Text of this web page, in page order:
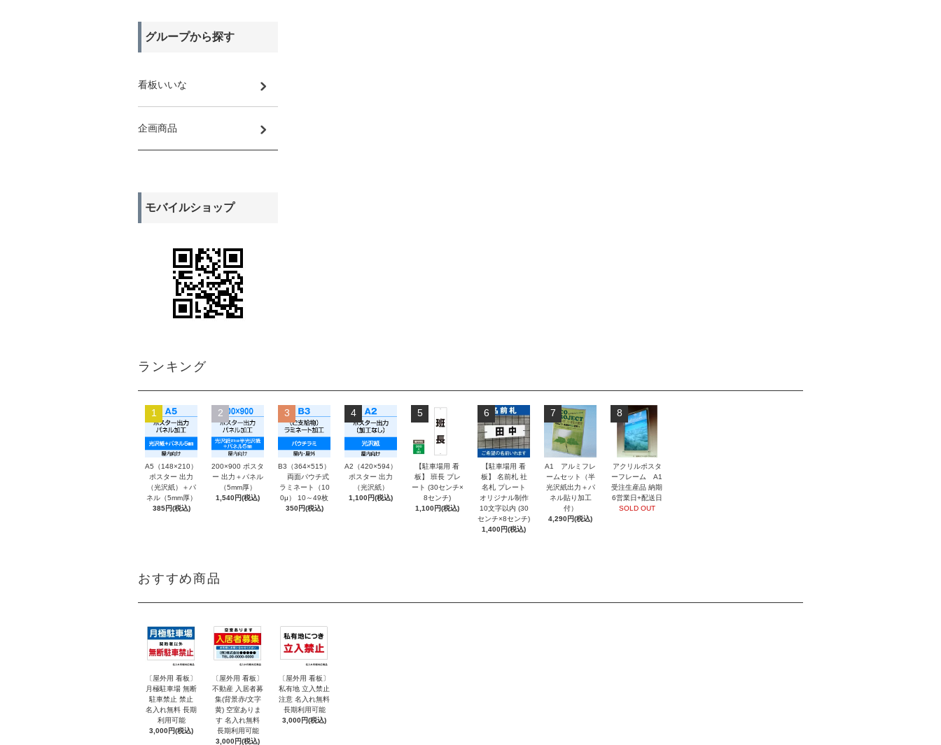
グループから探す
看板いいな
企画商品
モバイルショップ
ランキング
1
A5（148×210）
ポスター 出力
（光沢紙）＋パ
ネル（5mm厚）
385円(税込)
2
200×900 ポスタ
ー 出力＋パネル
（5mm厚）
1,540円(税込)
3
B3（364×515）
両面パウチ式
ラミネート（10
0μ） 10～49枚
350円(税込)
4
A2（420×594）
ポスター 出力
（光沢紙）
1,100円(税込)
5
【駐車場用 看
板】 班長 プレ
ート (30センチ×
8センチ)
1,100円(税込)
6
【駐車場用 看
板】 名前札 社
名札 プレート
オリジナル制作
10文字以内 (30
センチ×8センチ)
1,400円(税込)
7
A1 アルミフレ
ームセット（半
光沢紙出力＋パ
ネル貼り加工
付）
4,290円(税込)
8
アクリルポスタ
ーフレーム A1
受注生産品 納期
6営業日+配送日
SOLD OUT
おすすめ商品
〔屋外用 看板〕
月極駐車場 無断
駐車禁止 禁止
名入れ無料 長期
利用可能
3,000円(税込)
〔屋外用 看板〕
不動産 入居者募
集(背景赤/文字
黄) 空室ありま
す 名入れ無料
長期利用可能
3,000円(税込)
〔屋外用 看板〕
私有地 立入禁止
注意 名入れ無料
長期利用可能
3,000円(税込)